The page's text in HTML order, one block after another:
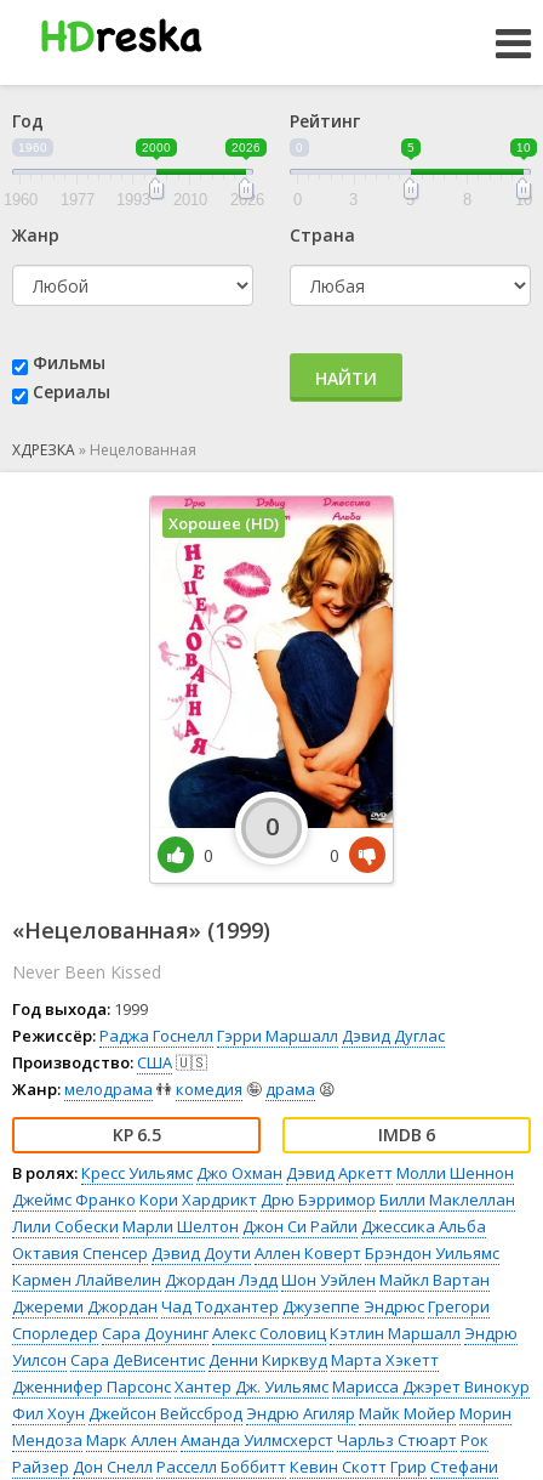
Год
1960 2000 2026
1960 1977 1993 2010 2026
Рейтинг
0 5 10
0 3 5 8 10
Жанр Страна
Фильмы
Сериалы
НАЙТИ
ХДРЕЗКА» Нецелованная
«Нецелованная» (1999)
Never Been Kissed
Год выхода: 1999
Режиссёр:Раджа Госнелл Гэрри Маршалл Дэвид Дуглас
Производство:США🇺🇸
Жанр:мелодрама 👫комедия 🤪драма 😫
6.5 6
В ролях:Кресс УильямсДжо Охман Дэвид АркеттМолли Шеннон
Джеймс Франко Кори ХардриктДрю Бэрримор Билли Маклеллан
Лили Собески Марли Шелтон Джон Си Райли Джессика Альба
Октавия Спенсер Дэвид Доути Аллен КовертБрэндон Уильямс
Кармен Ллайвелин Джордан ЛэддШон Уэйлен Майкл Вартан
Джереми Джордан Чад Тодхантер Джузеппе ЭндрюсГрегори
Спорледер Сара ДоунингАлекс СоловицКэтлин Маршалл Эндрю
Уилсон Сара ДеВисентисДенни КирквудМарта Хэкетт
Дженнифер ПарсонсХантер Дж. УильямсМарисса Джэрет Винокур
Фил Хоун Джейсон ВейссбродЭндрю Агиляр Майк Мойер Морин
Мендоза Марк Аллен Аманда УилмсхерстЧарльз СтюартРок
Райзер Дон Снелл Расселл БоббиттКевин Скотт Грир Стефани
Хорошее (HD)
0
0
0